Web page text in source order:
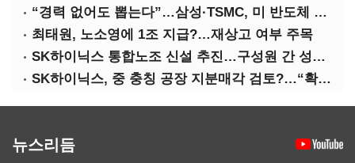
“경력 없어도 뽑는다”…삼성·TSMC, 미 반도체 인재 쟁탈전
최태원, 노소영에 1조 지급?…재상고 여부 주목
SK하이닉스 통합노조 신설 추진…구성원 간 성과급 불만 확산
SK하이닉스, 중 충칭 공장 지분매각 검토?…“확정된 바 없어”
뉴스리듬